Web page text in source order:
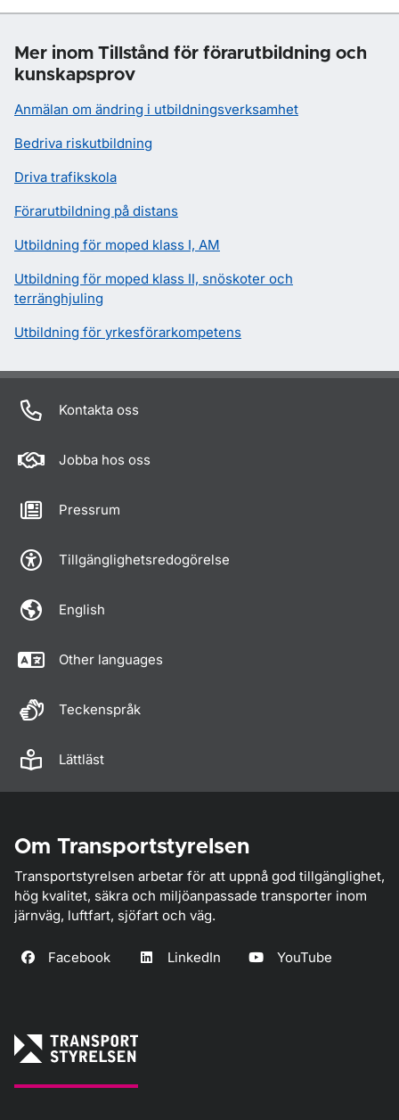
Mer inom Tillstånd för förarutbildning och
kunskapsprov
Anmälan om ändring i utbildningsverksamhet
Bedriva riskutbildning
Driva trafikskola
Förarutbildning på distans
Utbildning för moped klass I, AM
Utbildning för moped klass II, snöskoter och
terränghjuling
Utbildning för yrkesförarkompetens
Kontakta oss
Jobba hos oss
Pressrum
Tillgänglighetsredogörelse
English
Other languages
Teckenspråk
Lättläst
Om Transportstyrelsen
Transportstyrelsen arbetar för att uppnå god tillgänglighet,
hög kvalitet, säkra och miljöanpassade transporter inom
järnväg, luftfart, sjöfart och väg.
Facebook LinkedIn YouTube